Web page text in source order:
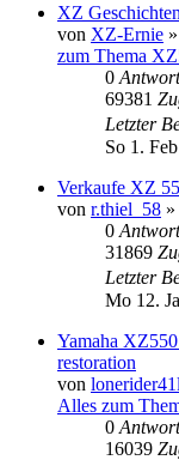
XZ Geschichten
von XZ-Ernie »
zum Thema
0
69381
Letzter
So 1.
Verkaufe XZ
von r.thiel_58 »
0
31869
Letzter
Mo 12.
Yamaha
restoration
von
Alles zum
0
16039